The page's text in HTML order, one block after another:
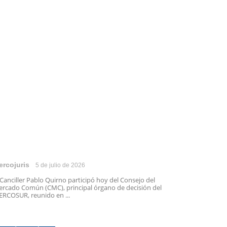
5 de julio de 2026
Pablo Quirno participó hoy del Consejo del
Común (CMC), principal órgano de decisión del
reunido en ...